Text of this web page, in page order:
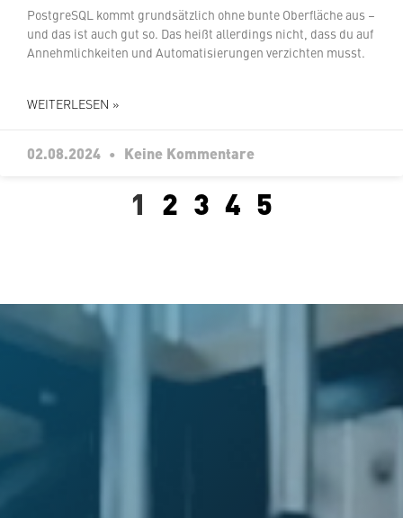
Post­greS­QL kommt grund­sätz­lich ohne bunte Ober­flä­che aus –
und das ist auch gut so. Das heißt al­ler­dings nicht, dass du auf
An­nehm­lich­kei­ten und Au­to­ma­ti­sie­run­gen ver­zich­ten musst.
WEITERLESEN »
02.08.2024 Keine Kommentare
1 2 3 4 5